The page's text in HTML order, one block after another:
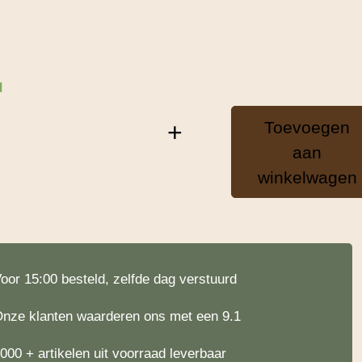
+
Toevoegen
aan
winkelwagen
15:00 besteld, zelfde dag verstuurd
klanten waarderen ons met een 9.1
+ artikelen uit voorraad leverbaar